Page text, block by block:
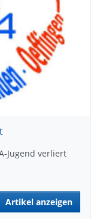
Jugend verliert
Artikel anzeigen